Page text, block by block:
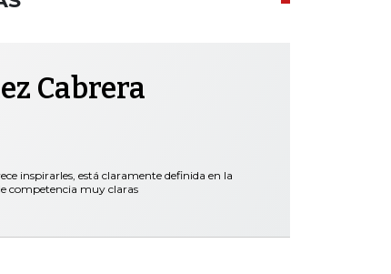
Cabrera
inspirarles, está claramente definida en la
competencia muy claras